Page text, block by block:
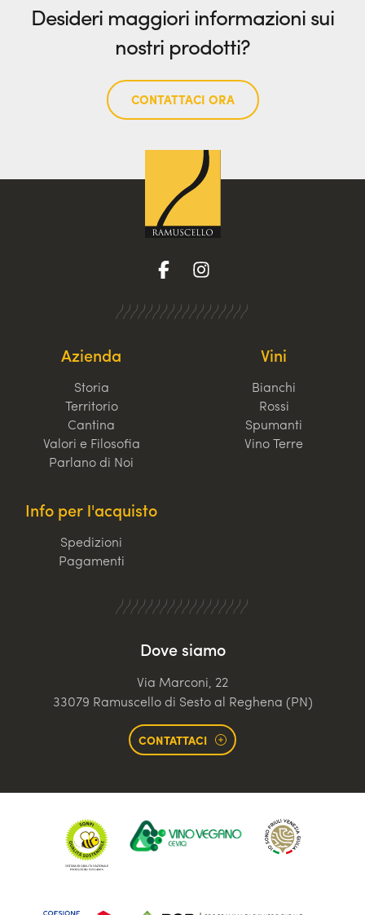
Desideri maggiori informazioni sui
nostri prodotti?
CONTATTACI ORA
Azienda
Storia
Territorio
Cantina
Valori e Filosofia
Parlano di Noi
Vini
Bianchi
Rossi
Spumanti
Vino Terre
Info per l'acquisto
Spedizioni
Pagamenti
Dove siamo
Via Marconi, 22
33079 Ramuscello di Sesto al Reghena (PN)
CONTATTACI